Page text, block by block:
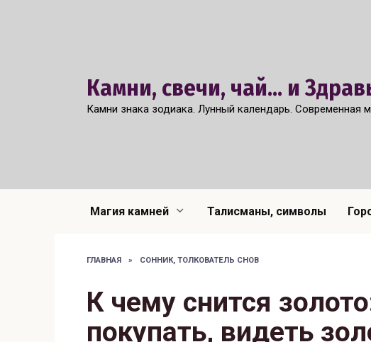
Камни, свечи, чай... и
Камни знака зодиака. Лунный календарь. Современная
Магия камней Талисманы, символы
ГЛАВНАЯ » СОННИК, ТОЛКОВАТЕЛЬ СНОВ
К чему снится
покупать, видеть